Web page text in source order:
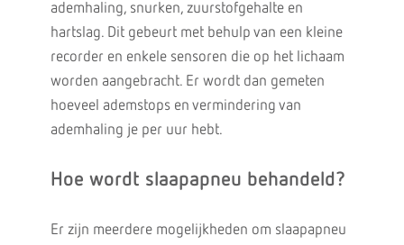
ademhaling, snurken, zuurstofgehalte en
hartslag. Dit gebeurt met behulp van een kleine
recorder en enkele sensoren die op het lichaam
worden aangebracht. Er wordt dan gemeten
hoeveel ademstops en vermindering van
ademhaling je per uur hebt.
Hoe wordt slaapapneu behandeld?
Er zijn meerdere mogelijkheden om slaapapneu